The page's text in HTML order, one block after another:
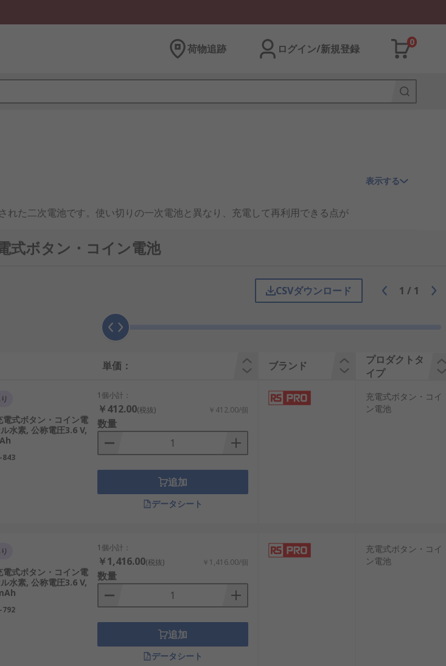
荷物追跡 ログイン/新規登録
0
た二次電池です。使い切りの一次電池と異なり、充電して再利用できる点が
蓄え、必要に応じて放電します。充電時には外部電源から電気エネルギーを
計、計測機器、メモリ保持用途などで活用されます。低消費電力の回路と組
や構造には違いがあります。一般にボタン電池は高さがあり、端子構造や放
サイズ感が特徴です。機器設計時には、厚み、端子形状、必要電圧を考慮
測機器に向いています。
る用途に適しています。
利用されます。
あります。
れています。
表示する
式ボタン・コイン電池
CSVダウンロード 1 / 1
単価： ブランド
プロダクトタ
イプ
電式ボタン・コイン電
水素, 公称電圧3.6 V,
843
1個小計：
￥412.00(税抜) ￥412.00/個
数量
追加
データシート
充電式ボタン・コイ
ン電池
電式ボタン・コイン電
水素, 公称電圧3.6 V,
792
1個小計：
￥1,416.00(税抜) ￥1,416.00/個
数量
追加
データシート
充電式ボタン・コイ
ン電池